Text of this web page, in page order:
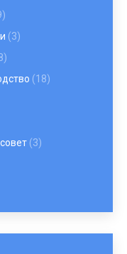
(3)
(18)
(3)